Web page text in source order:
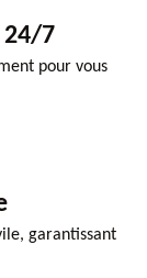
7
pour vous
garantissant